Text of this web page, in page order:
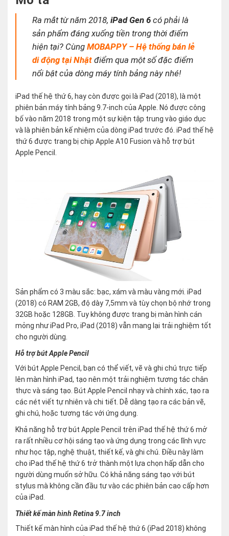
Ra mắt từ năm 2018,iPad Gen 6 có phải là
sản phẩm đáng xuống tiền trong thời điểm
hiện tại? CùngMOBAPPY – Hệ thống bán lẻ
di động tại Nhậtđiểm qua một số đặc điểm
nổi bật của dòng máy tính bảng này nhé!
iPad thế hệ thứ 6, hay còn được gọi là iPad (2018), là một
phiên bản máy tính bảng 9.7-inch của Apple. Nó được công
bố vào năm 2018 trong một sự kiện tập trung vào giáo dục
và là phiên bản kế nhiệm của dòng iPad trước đó. iPad thế hệ
thứ 6 được trang bị chip Apple A10 Fusion và hỗ trợ bút
Apple Pencil.
Sản phẩm có 3 màu sắc: bạc, xám và màu vàng mới. iPad
(2018) có RAM 2GB, độ dày 7,5mm và tùy chọn bộ nhớ trong
32GB hoặc 128GB. Tuy không được trang bị màn hình cán
mỏng như iPad Pro, iPad (2018) vẫn mang lại trải nghiệm tốt
cho người dùng.
Hỗ trợ bút Apple Pencil
Với bút Apple Pencil, bạn có thể viết, vẽ và ghi chú trực tiếp
lên màn hình iPad, tạo nên một trải nghiệm tương tác chân
thực và sáng tạo. Bút Apple Pencil nhạy và chính xác, tạo ra
các nét viết tự nhiên và chi tiết. Dễ dàng tạo ra các bản vẽ,
ghi chú, hoặc tương tác với ứng dụng.
Khả năng hỗ trợ bút Apple Pencil trên iPad thế hệ thứ 6 mở
ra rất nhiều cơ hội sáng tạo và ứng dụng trong các lĩnh vực
như học tập, nghệ thuật, thiết kế, và ghi chú. Điều này làm
cho iPad thế hệ thứ 6 trở thành một lựa chọn hấp dẫn cho
người dùng muốn sở hữu. Có khả năng sáng tạo với bút
stylus mà không cần đầu tư vào các phiên bản cao cấp hơn
của iPad.
Thiết kế màn hình Retina 9.7 inch
Thiết kế màn hình của iPad thế hệ thứ 6 (iPad 2018) không